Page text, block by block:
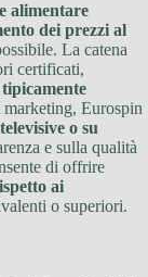
alimentare
dei prezzi al
La catena
certificati,
Eurospin
o su
e sulla qualità
di offrire
ai
o superiori.